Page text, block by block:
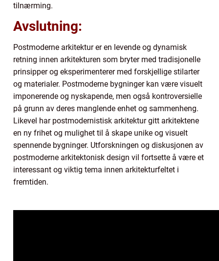
tilnærming.
Avslutning:
Postmoderne arkitektur er en levende og dynamisk
retning innen arkitekturen som bryter med tradisjonelle
prinsipper og eksperimenterer med forskjellige stilarter
og materialer. Postmoderne bygninger kan være visuelt
imponerende og nyskapende, men også kontroversielle
på grunn av deres manglende enhet og sammenheng.
Likevel har postmodernistisk arkitektur gitt arkitektene
en ny frihet og mulighet til å skape unike og visuelt
spennende bygninger. Utforskningen og diskusjonen av
postmoderne arkitektonisk design vil fortsette å være et
interessant og viktig tema innen arkitekturfeltet i
fremtiden.